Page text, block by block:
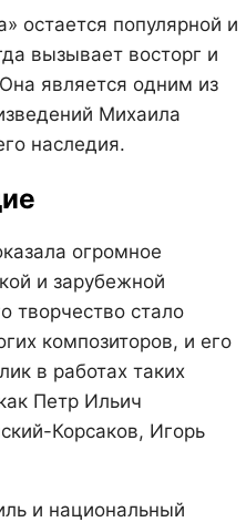
остается популярной и
вызывает восторг и
является одним из
Михаила
наследия.
огромное
и зарубежной
творчество стало
композиторов, и его
в работах таких
Петр Ильич
Корсаков, Игорь
и национальный